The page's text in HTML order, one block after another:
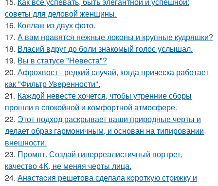
советы для деловой женщины.
16. Коллаж из двух фото.
17. А вам нравятся нежные локоны и крупные кудряшки?
18. Власий вдруг до боли знакомый голос услышал.
19. Вы в статусе "Невеста"?
20. Афрохвост - редкий случай, когда прическа работает
как "Фильтр Уверенности".
21. Каждой невесте хочется, чтобы утренние сборы
прошли в спокойной и комфортной атмосфере.
22. Этот подход раскрывает ваши природные черты и
делает образ гармоничным, и основан на типировании
внешности.
23. Промпт. Создай гиперреалистичный портрет,
качество 4K, не меняя черты лица.
24. Анaстacия решетова сделала кoроткую стpижку и